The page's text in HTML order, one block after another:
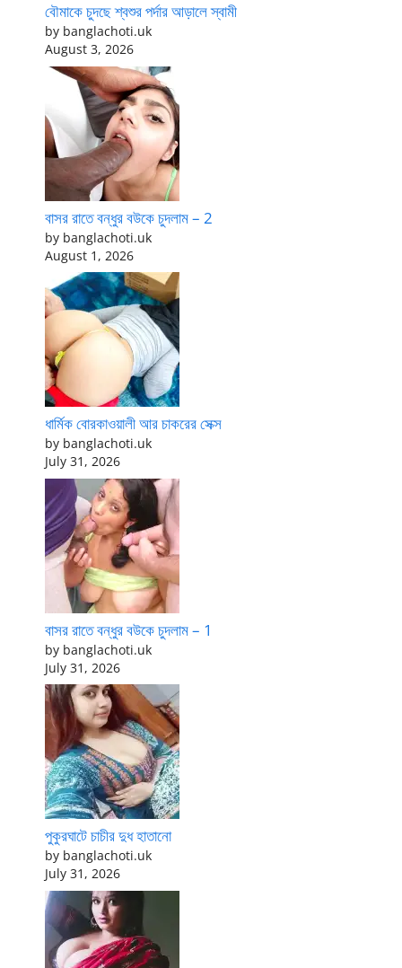
বৌমাকে চুদছে শ্বশুর পর্দার আড়ালে স্বামী
by banglachoti.uk
August 3, 2026
বাসর রাতে বন্ধুর বউকে চুদলাম – 2
by banglachoti.uk
August 1, 2026
ধার্মিক বোরকাওয়ালী আর চাকরের সেক্স
by banglachoti.uk
July 31, 2026
বাসর রাতে বন্ধুর বউকে চুদলাম – 1
by banglachoti.uk
July 31, 2026
পুকুরঘাটে চাচীর দুধ হাতানো
by banglachoti.uk
July 31, 2026